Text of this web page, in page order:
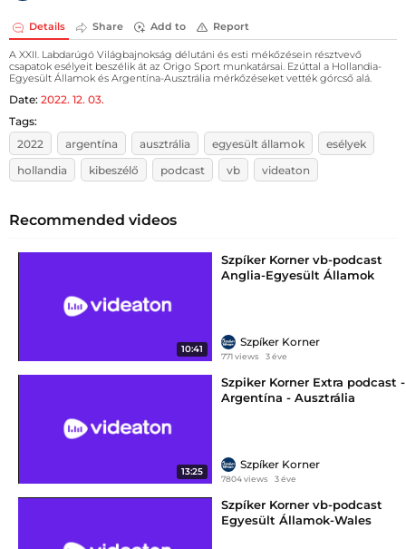
Details Share Add to Report
A XXII. Labdarúgó Világbajnokság délutáni és esti mékőzésein résztvevő
csapatok esélyeit beszélik át az Origo Sport munkatársai. Ezúttal a Hollandia-
Egyesült Államok és Argentína-Ausztrália mérkőzéseket vették górcső alá.
Date: 2022. 12. 03.
Tags:
2022
argentína ausztrália egyesült államok
esélyek
hollandia
kibeszélő podcast vb videaton
Recommended videos
10:41
Szpíker Korner vb-podcast
Anglia-Egyesült Államok
Szpíker Korner
771 views 3 éve
13:25
Szpiker Korner Extra podcast -
Argentína - Ausztrália
Szpíker Korner
7804 views 3 éve
Szpíker Korner vb-podcast
Egyesült Államok-Wales